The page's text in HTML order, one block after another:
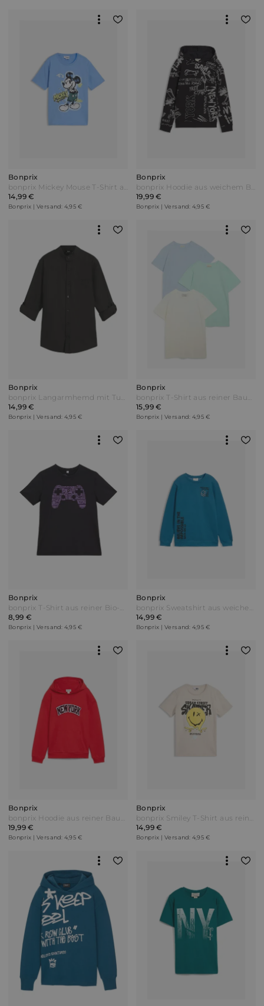
Bonprix
bonprix Mickey Mouse T-Shirt aus reiner Baumwolle Blau
14,99 €
Bonprix | Versand: 4,95 €
Bonprix
bonprix Hoodie aus weichem Baumwoll-Mix Schwarz
19,99 €
Bonprix | Versand: 4,95 €
Bonprix
bonprix Langarmhemd mit Turn-Up aus reiner Baumwolle Schwarz
14,99 €
Bonprix | Versand: 4,95 €
Bonprix
bonprix T-Shirt aus reiner Baumwolle (3er Pack) Weiß
15,99 €
Bonprix | Versand: 4,95 €
Bonprix
bonprix T-Shirt aus reiner Bio-Baumwolle Schwarz
8,99 €
Bonprix | Versand: 4,95 €
Bonprix
bonprix Sweatshirt aus weichem Baumwoll-Mix Blau
14,99 €
Bonprix | Versand: 4,95 €
Bonprix
bonprix Hoodie aus reiner Baumwolle Rot
19,99 €
Bonprix | Versand: 4,95 €
Bonprix
bonprix Smiley T-Shirt aus reiner Bio Baumwolle Grau
14,99 €
Bonprix | Versand: 4,95 €